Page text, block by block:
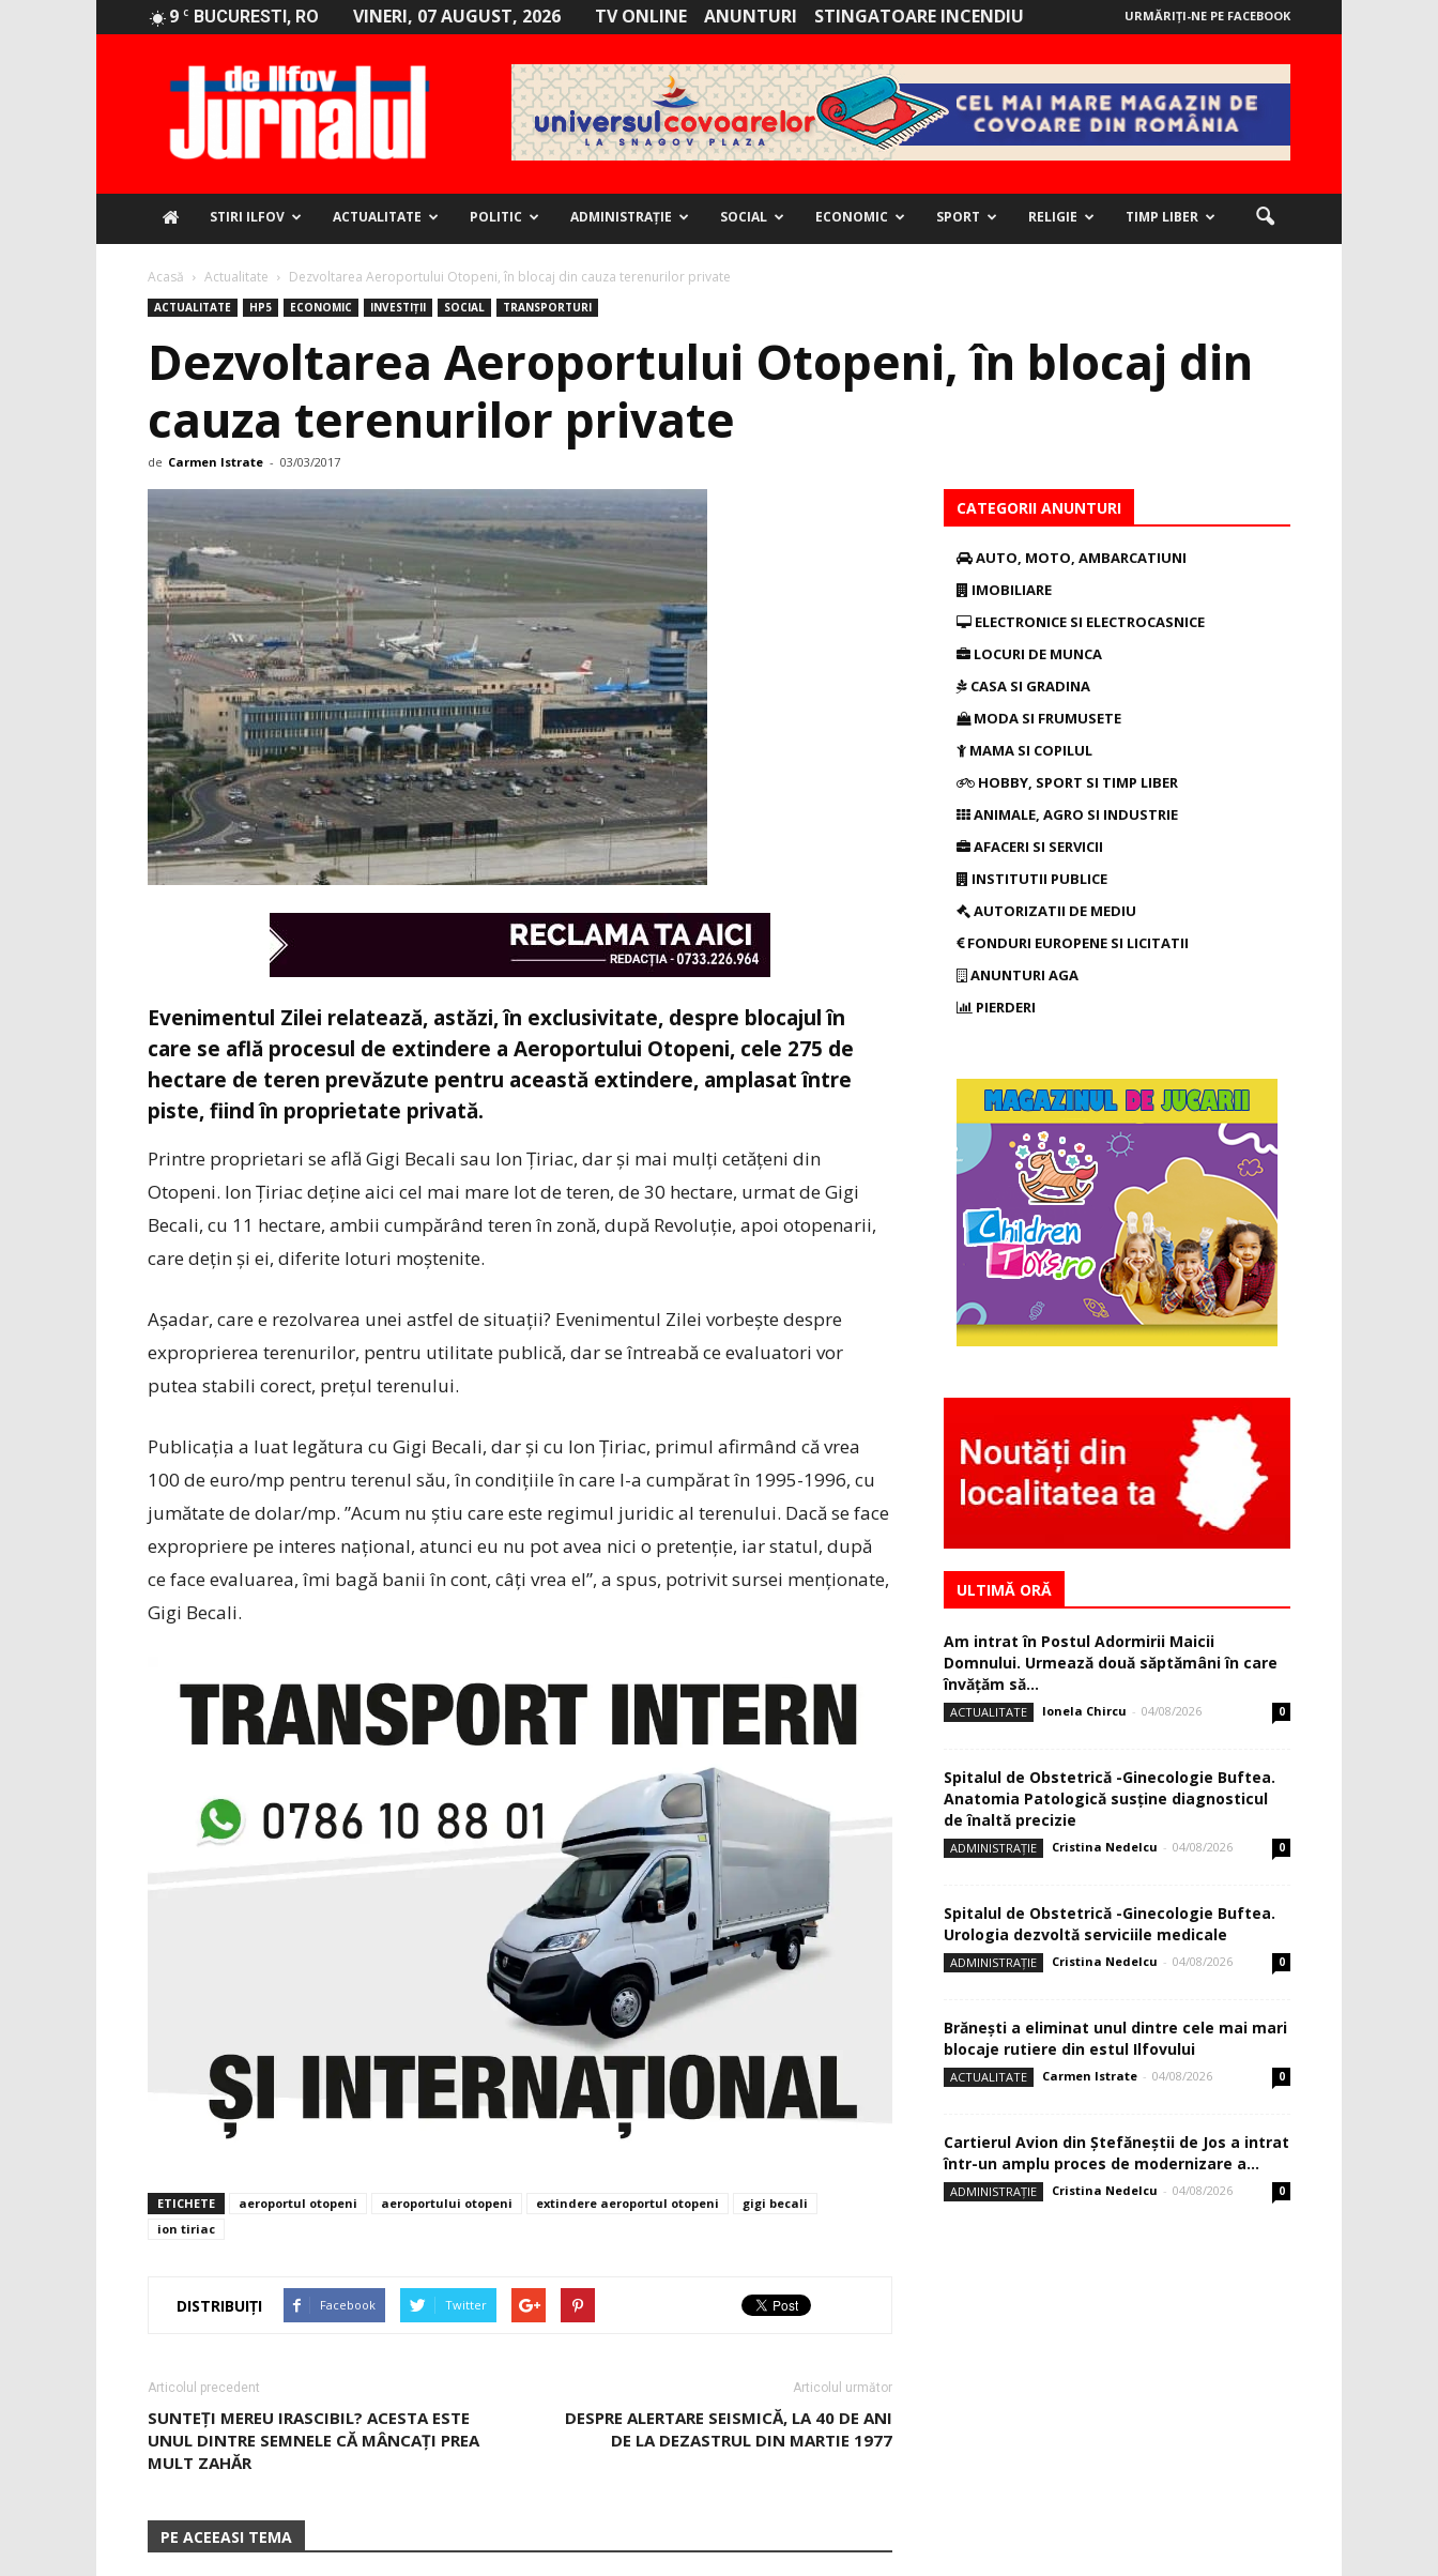
9 C BUCURESTI, RO VINERI, 07 AUGUST, 2026 TV ONLINE ANUNTURI STINGATOARE INCENDIU URMĂRIȚI-NE PE FACEBOOK
STIRI ILFOV ACTUALITATE POLITIC ADMINISTRAȚIE SOCIAL ECONOMIC SPORT RELIGIE TIMP LIBER
Acasă Actualitate Dezvoltarea Aeroportului Otopeni, în blocaj din cauza terenurilor private
ACTUALITATE HP5 ECONOMIC INVESTIȚII SOCIAL TRANSPORTURI
Dezvoltarea Aeroportului Otopeni, în blocaj din
cauza terenurilor private
de Carmen Istrate - 03/03/2017
Evenimentul Zilei relatează, astăzi, în exclusivitate, despre blocajul în
care se află procesul de extindere a Aeroportului Otopeni, cele 275 de
hectare de teren prevăzute pentru această extindere, amplasat între
piste, fiind în proprietate privată.
Printre proprietari se află Gigi Becali sau Ion Țiriac, dar și mai mulți cetățeni din
Otopeni. Ion Țiriac deține aici cel mai mare lot de teren, de 30 hectare, urmat de Gigi
Becali, cu 11 hectare, ambii cumpărând teren în zonă, după Revoluție, apoi otopenarii,
care dețin și ei, diferite loturi moștenite.
Așadar, care e rezolvarea unei astfel de situații? Evenimentul Zilei vorbește despre
exproprierea terenurilor, pentru utilitate publică, dar se întreabă ce evaluatori vor
putea stabili corect, prețul terenului.
Publicația a luat legătura cu Gigi Becali, dar și cu Ion Țiriac, primul afirmând că vrea
100 de euro/mp pentru terenul său, în condițiile în care l-a cumpărat în 1995-1996, cu
jumătate de dolar/mp. ”Acum nu știu care este regimul juridic al terenului. Dacă se face
expropriere pe interes național, atunci eu nu pot avea nici o pretenție, iar statul, după
ce face evaluarea, îmi bagă banii în cont, câți vrea el”, a spus, potrivit sursei menționate,
Gigi Becali.
ETICHETE aeroportul otopeni aeroportului otopeni extindere aeroportul otopeni
gigi becali
ion tiriac
DISTRIBUIȚI Facebook Twitter
Articolul precedent
SUNTEȚI MEREU IRASCIBIL? ACESTA ESTE
UNUL DINTRE SEMNELE CĂ MÂNCAȚI PREA
MULT ZAHĂR
Articolul următor
DESPRE ALERTARE SEISMICĂ, LA 40 DE ANI
DE LA DEZASTRUL DIN MARTIE 1977
PE ACEEASI TEMA
CATEGORII ANUNTURI
AUTO, MOTO, AMBARCATIUNI
IMOBILIARE
ELECTRONICE SI ELECTROCASNICE
LOCURI DE MUNCA
CASA SI GRADINA
MODA SI FRUMUSETE
MAMA SI COPILUL
HOBBY, SPORT SI TIMP LIBER
ANIMALE, AGRO SI INDUSTRIE
AFACERI SI SERVICII
INSTITUTII PUBLICE
AUTORIZATII DE MEDIU
FONDURI EUROPENE SI LICITATII
ANUNTURI AGA
PIERDERI
ULTIMĂ ORĂ
Am intrat în Postul Adormirii Maicii
Domnului. Urmează două săptămâni în care
învăţăm să...
ACTUALITATE Ionela Chircu - 04/08/2026 0
Spitalul de Obstetrică -Ginecologie Buftea.
Anatomia Patologică susţine diagnosticul
de înaltă precizie
ADMINISTRAȚIE Cristina Nedelcu - 04/08/2026 0
Spitalul de Obstetrică -Ginecologie Buftea.
Urologia dezvoltă serviciile medicale
ADMINISTRAȚIE Cristina Nedelcu - 04/08/2026 0
Brănești a eliminat unul dintre cele mai mari
blocaje rutiere din estul Ilfovului
ACTUALITATE Carmen Istrate - 04/08/2026 0
Cartierul Avion din Ştefăneştii de Jos a intrat
într-un amplu proces de modernizare a...
ADMINISTRAȚIE Cristina Nedelcu - 04/08/2026 0